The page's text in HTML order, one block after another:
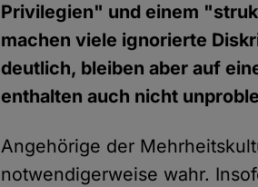
Privilegien" und einem
machen viele ignorierte
deutlich, bleiben aber auf
enthalten auch nicht
Angehörige der
notwendigerweise wahr.